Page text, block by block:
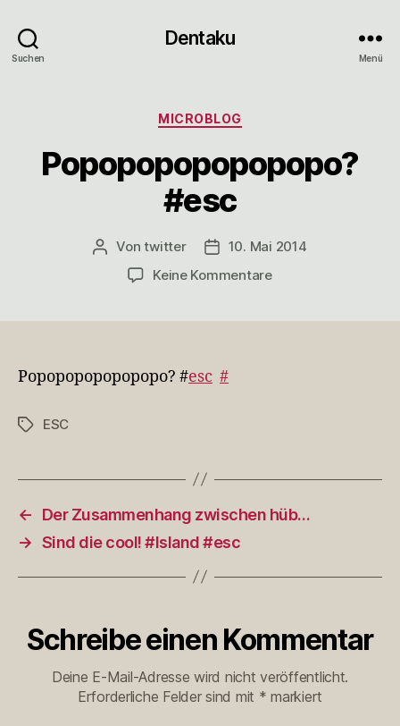
Suchen
Dentaku
Menü
Kategorien
MICROBLOG
Popopopopopopopo?
#esc
Beitragsautor
Vontwitter Veröffentlichungsdatum
10. Mai 2014
Keine Kommentarezu
Popopopopopopopo? #esc #
Schlagwörter
ESC
←
Der Zusammenhang zwischen hüb…
→ Sind die cool! #Island #esc
Schreibe einen Kommentar
Deine E-Mail-Adresse wird nicht veröffentlicht.
Erforderliche Felder sind mit * markiert